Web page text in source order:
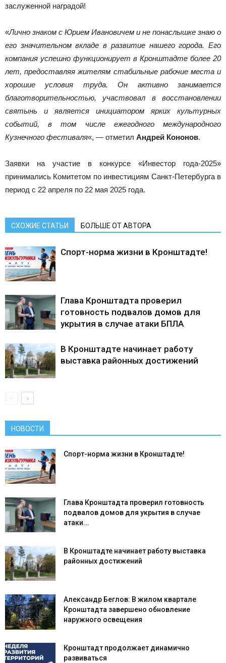
заслуженной наградой!
«Лично знаком с Юрием Ивановичем и не понаслышке знаю о
его значительном вкладе в развитие нашего города. Его
компания успешно функционирует в Кронштадте более 20
лет, предоставляя жителям стабильные рабочие места и
хорошие условия труда. Он активно занимается
благотворительностью, участвовал в восстановлении
святынь и является инициатором ярких культурных
событий, в том числе ежегодного международного
Кузнечного фестиваля«, — отметил Андрей Кононов.
Заявки на участие в конкурсе «Инвестор года-2025»
принимались Комитетом по инвестициям Санкт‑Петербурга в
период с 22 апреля по 22 мая 2025 года.
СХОЖИЕ СТАТЬИ БОЛЬШЕ ОТ АВТОРА
Спорт-норма жизни в Кронштадте!
Глава Кронштадта проверил
готовность подвалов домов для
укрытия в случае атаки БПЛА
В Кронштадте начинает работу
выставка районных достижений
НОВОСТИ
Спорт-норма жизни в Кронштадте!
Глава Кронштадта проверил готовность
подвалов домов для укрытия в случае
атаки...
В Кронштадте начинает работу выставка
районных достижений
Александр Беглов: В жилом квартале
Кронштадта завершено обновление
наружного освещения
Кронштадт продолжает динамично
развиваться